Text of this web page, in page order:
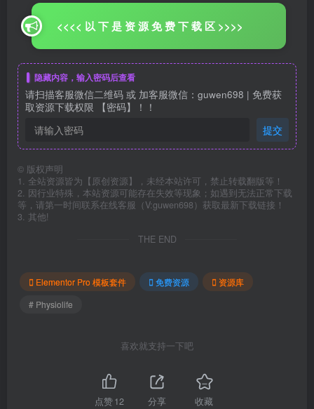
<<<< 以 下 是 资 源 免 费 下 载 区 >>>>
隐藏内容，输入密码后查看
请扫描客服微信二维码 或 加客服微信：guwen698 | 免费获
取资源下载权限 【密码】！！
提交
© 版权声明
1. 全站资源皆为【原创资源】，未经本站许可，禁止转载翻版等！
2. 因行业特殊，本站资源可能存在失效等现象；如遇到无法正常下载
等，请第一时间联系在线客服（V:guwen698）获取最新下载链接！
3. 其他!
THE END
Elementor Pro 模板套件 免费资源
资源库
# Physiolife
喜欢就支持一下吧
点赞12 分享 收藏